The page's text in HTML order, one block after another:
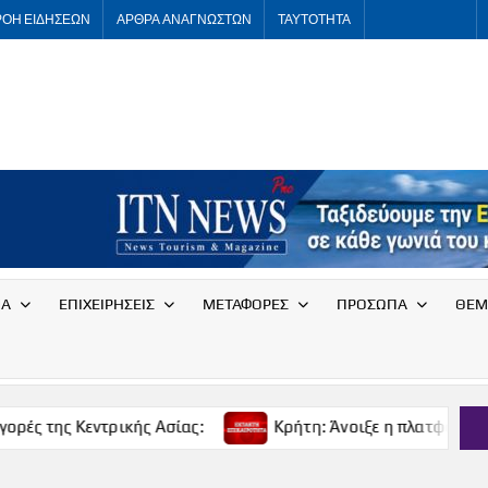
ΕΙΔΗΣΕΩΝ ΑΡΘΡΑ ΑΝΑΓΝΩΣΤΩΝ ΤΑΥΤΟΤΗΤΑ
News
ΕΠΙΧΕΙΡΗΣΕΙΣ ΜΕΤΑΦΟΡΕΣ ΠΡΟΣΩΠΑ
Ασίας: Κρήτη: Άνοιξε η πλατφόρμα για